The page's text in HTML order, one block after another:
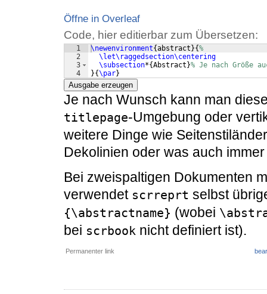
Öffne in Overleaf
Code, hier editierbar zum Übersetzen:
1
2
3
4
\newenvironment{abstract }{%
\let\raggedsection\centering
\subsection*{Abstract }% Je nach Größe
}{\par}
Ausgabe erzeugen
Je nach Wunsch kann man
titlepage-Umgebung oder
weitere Dinge wie
Dekolinien oder was auch
Bei zweispaltigen Dokumenten
verwendet scrreprt selbst
{\abstractname} (wobei
bei scrbook nicht definiert ist).
Permanenter link